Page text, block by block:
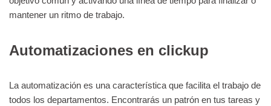
mantener un ritmo de trabajo.
Automatizaciones en clickup
La automatización es una característica que facilita el trabajo de
todos los departamentos. Encontrarás un patrón en tus tareas y